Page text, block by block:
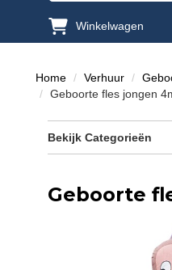
Winkelwagen
Home Verhuur
Geboorte fles jongen
Bekijk Categorieën
Geboorte